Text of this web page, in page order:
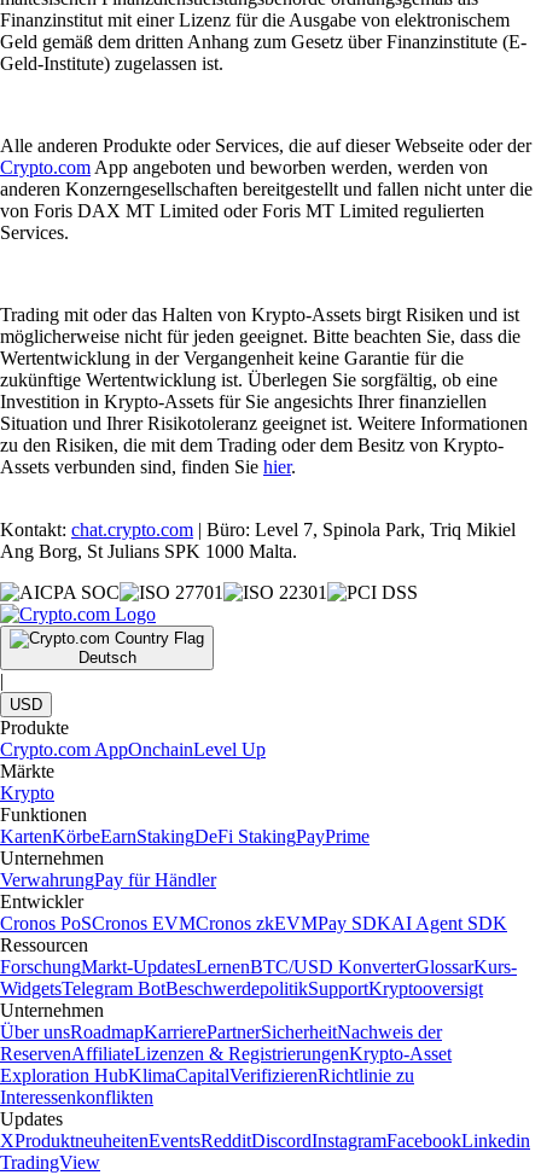
Finanzinstitut mit einer Lizenz für die Ausgabe von elektronischem
Geld gemäß dem dritten Anhang zum Gesetz über Finanzinstitute (E-
Geld-Institute) zugelassen ist.
Alle anderen Produkte oder Services, die auf dieser Webseite oder der
Crypto.comApp angeboten und beworben werden, werden von
anderen Konzerngesellschaften bereitgestellt und fallen nicht unter die
von Foris DAX MT Limited oder Foris MT Limited regulierten
Services.
Trading mit oder das Halten von Krypto-Assets birgt Risiken und ist
möglicherweise nicht für jeden geeignet. Bitte beachten Sie, dass die
Wertentwicklung in der Vergangenheit keine Garantie für die
zukünftige Wertentwicklung ist. Überlegen Sie sorgfältig, ob eine
Investition in Krypto-Assets für Sie angesichts Ihrer finanziellen
Situation und Ihrer Risikotoleranz geeignet ist. Weitere Informationen
zu den Risiken, die mit dem Trading oder dem Besitz von Krypto-
Assets verbunden sind, finden Sie hier.
Kontakt: chat.crypto.com | Büro: Level 7, Spinola Park, Triq Mikiel
Ang Borg, St Julians SPK 1000 Malta.
Deutsch
|
USD
Produkte
Crypto.com AppOnchainLevel Up
Märkte
Krypto
Funktionen
KartenKörbeEarnStakingDeFi StakingPayPrime
Unternehmen
VerwahrungPay für Händler
Entwickler
Cronos PoSCronos EVMCronos zkEVMPay SDKAI Agent SDK
Ressourcen
ForschungMarkt-UpdatesLernenBTC/USD KonverterGlossarKurs-
WidgetsTelegram BotBeschwerdepolitikSupportKryptooversigt
Unternehmen
Über unsRoadmapKarrierePartnerSicherheitNachweis der
ReservenAffiliateLizenzen & RegistrierungenKrypto-Asset
Exploration HubKlimaCapitalVerifizierenRichtlinie zu
Interessenkonflikten
Updates
XProduktneuheitenEventsRedditDiscordInstagramFacebookLinkedin
TradingView